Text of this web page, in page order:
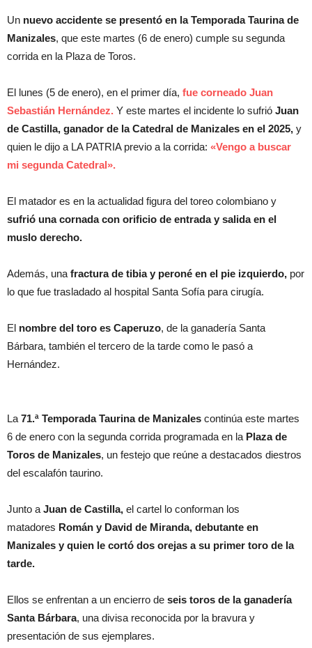
Un nuevo accidente se presentó en la Temporada Taurina de
Manizales, que este martes (6 de enero) cumple su segunda
corrida en la Plaza de Toros.
El lunes (5 de enero), en el primer día, fue corneado Juan
Sebastián Hernández. Y este martes el incidente lo sufrió Juan
de Castilla, ganador de la Catedral de Manizales en el 2025, y
quien le dijo a LA PATRIA previo a la corrida: «Vengo a buscar
mi segunda Catedral».
El matador es en la actualidad figura del toreo colombiano y
sufrió una cornada con orificio de entrada y salida en el
muslo derecho.
Además, una fractura de tibia y peroné en el pie izquierdo, por
lo que fue trasladado al hospital Santa Sofía para cirugía.
El nombre del toro es Caperuzo, de la ganadería Santa
Bárbara, también el tercero de la tarde como le pasó a
Hernández.
La 71.ª Temporada Taurina de Manizales continúa este martes
6 de enero con la segunda corrida programada en la Plaza de
Toros de Manizales, un festejo que reúne a destacados diestros
del escalafón taurino.
Junto a Juan de Castilla, el cartel lo conforman los
matadores Román y David de Miranda, debutante en
Manizales y quien le cortó dos orejas a su primer toro de la
tarde.
Ellos se enfrentan a un encierro de seis toros de la ganadería
Santa Bárbara, una divisa reconocida por la bravura y
presentación de sus ejemplares.